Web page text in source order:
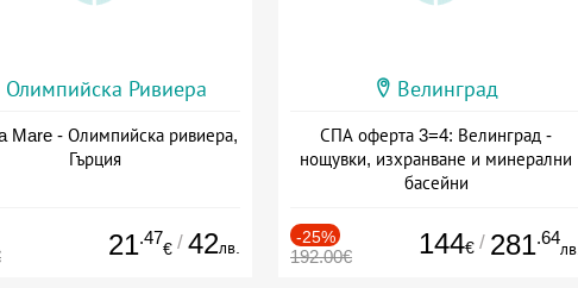
Олимпийска Ривиера
Mare - Олимпийска ривиера,
Гърция
21.47
€ / 42лв.
Велинград
СПА оферта 3=4: Велинград -
нощувки, изхранване и минерални
басейни
-25%
192.00€ 144€ / 281.64
лв.